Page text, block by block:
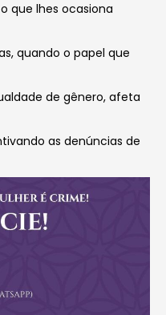
que lhes ocasiona
quando o papel que
de gênero, afeta
as denúncias de